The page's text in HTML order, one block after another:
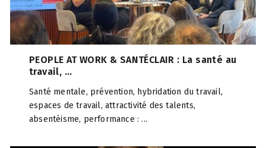
PEOPLE AT WORK & SANTÉCLAIR : La santé au
travail, ...
Santé mentale, prévention, hybridation du travail,
espaces de travail, attractivité des talents,
absentéisme, performance : ...